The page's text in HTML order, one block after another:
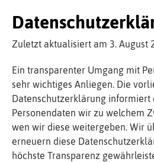
Zuletzt aktualisiert am 3. August
Ein transparenter Umgang mit
sehr wichtiges Anliegen. Die
Datenschutzerklärung informiert
Personendaten wir zu welchem
wen wir diese weitergeben. Wir
erneuern diese
höchste Transparenz